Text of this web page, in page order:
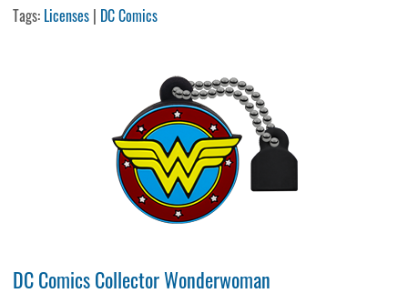
Tags: Licenses | DC Comics
DC Comics Collector Wonderwoman